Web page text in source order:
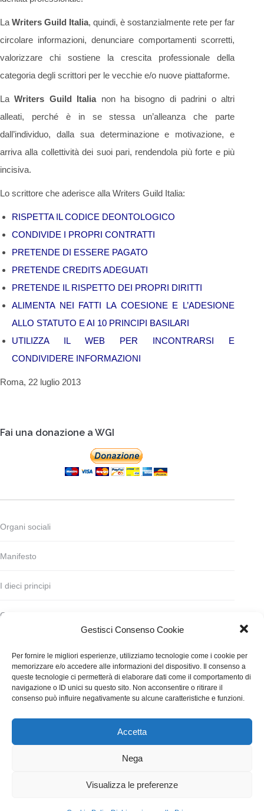
Gestisci Consenso Cookie
Per fornire le migliori esperienze, utilizziamo tecnologie come i cookie per
memorizzare e/o accedere alle informazioni del dispositivo. Il consenso a
queste tecnologie ci permetterà di elaborare dati come il comportamento di
navigazione o ID unici su questo sito. Non acconsentire o ritirare il
consenso può influire negativamente su alcune caratteristiche e funzioni.
Accetta
Nega
Visualizza le preferenze
La Writers Guild Italia, quindi, è sostanzialmente rete per far
circolare informazioni, denunciare comportamenti scorretti,
valorizzare chi sostiene la crescita professionale della
categoria degli scrittori per le vecchie e/o nuove piattaforme.
LaWriters Guild Italianon ha bisogno di padrini o altri
alleati, perché è in se stessa un’alleanza che parte
dall’individuo, dalla sua determinazione e motivazione, e
arriva alla collettività dei suoi pari, rendendola più forte e più
incisiva.
Lo scrittore che aderisce alla Writers Guild Italia:
RISPETTA IL CODICE DEONTOLOGICO
CONDIVIDE I PROPRI CONTRATTI
PRETENDE DI ESSERE PAGATO
PRETENDE CREDITS ADEGUATI
PRETENDE IL RISPETTO DEI PROPRI DIRITTI
ALIMENTA NEI FATTI LA COESIONE E L’ADESIONE
ALLO STATUTO E AI 10 PRINCIPI BASILARI
UTILIZZA IL WEB PER INCONTRARSI E
CONDIVIDERE INFORMAZIONI
Roma, 22 luglio 2013
Fai una donazione a WGI
Organi sociali
Manifesto
I dieci principi
Codice deontologico
Finanziamento
Contatti
+39 347 2461036
WGItalia